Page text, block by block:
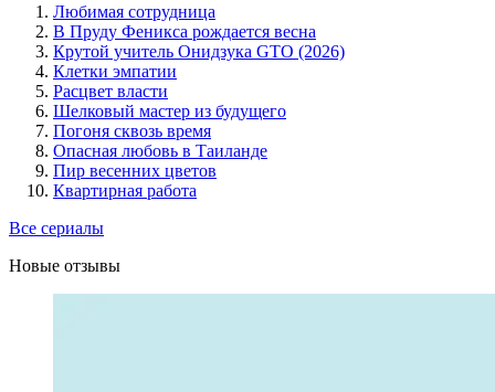
Любимая сотрудница
В Пруду Феникса рождается весна
Крутой учитель Онидзука GTO (2026)
Клетки эмпатии
Расцвет власти
Шелковый мастер из будущего
Погоня сквозь время
Опасная любовь в Таиланде
Пир весенних цветов
Квартирная работа
Все сериалы
Новые отзывы